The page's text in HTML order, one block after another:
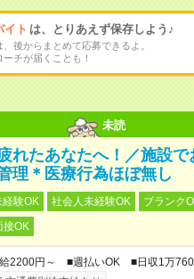
イト は、とりあえず保存しよう♪
後からまとめて応募できるよ。
チが届くことも！
未読
れたあなたへ！／施設で
理＊医療行為ほぼ無し
経験OK 社会人未経験OK
ブランク
接OK
2200円～ ■週払いOK ■日収1万